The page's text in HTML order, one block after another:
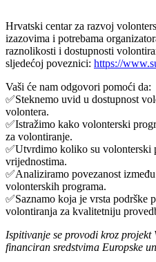
Hrvatski centar za razvoj
izazovima i potrebama
raznolikosti i dostupnosti
sljedećoj poveznici: https://
Vaši će nam odgovori pomoći da:
✅Steknemo uvid u dostupnost
volontera.
✅Istražimo kako volonterski
za volontiranje.
✅Utvrdimo koliko su volonterski
vrijednostima.
✅Analiziramo povezanost
volonterskih programa.
✅Saznamo koja je vrsta podrške
volontiranja za kvalitetniju
Ispitivanje se provodi kroz
financiran sredstvima Europske